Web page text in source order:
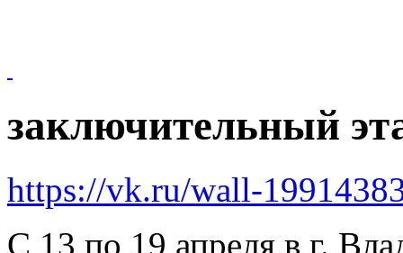
заключительный
https://vk.ru/wall-
С 13 по 19 апреля в г.